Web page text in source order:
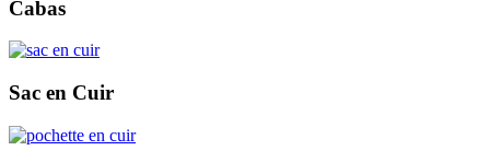
Cabas
Sac en Cuir